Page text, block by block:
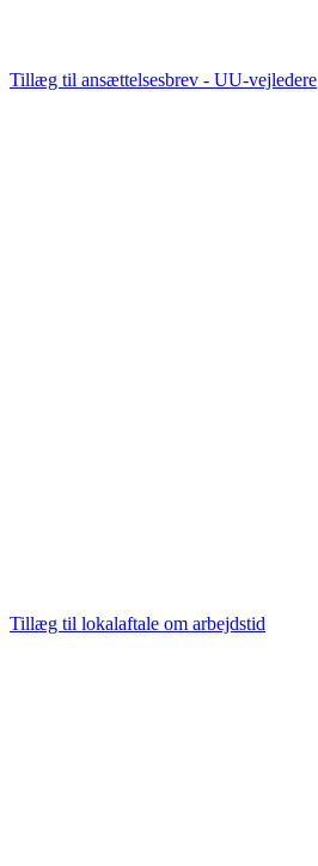
Tillæg til ansættelsesbrev - UU-vejledere
Tillæg til lokalaftale om arbejdstid